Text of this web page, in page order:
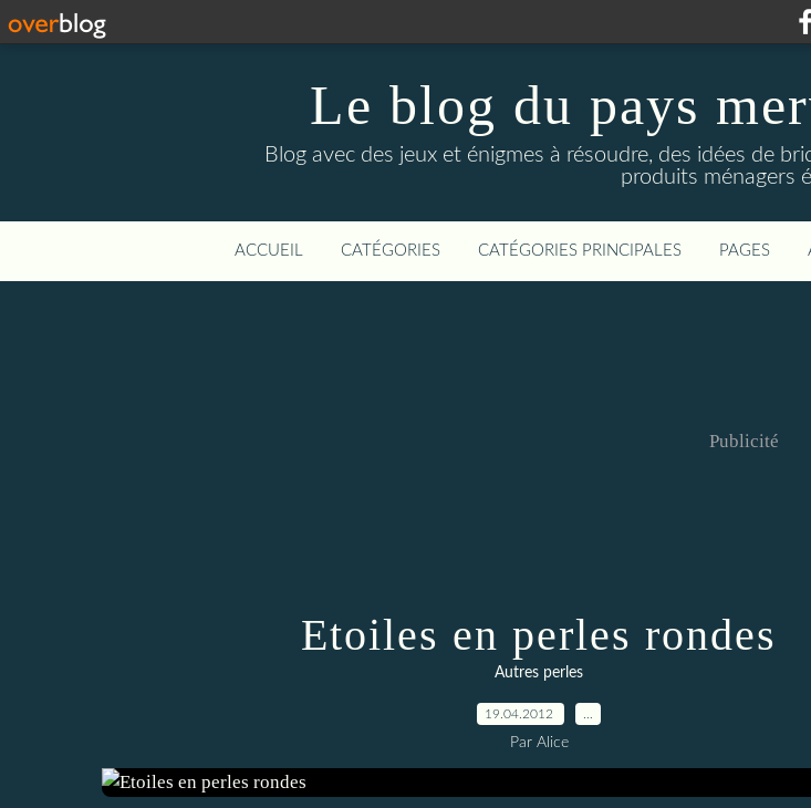
Le blog du pays
Blog avec des jeux et énigmes à résoudre, des idées de
produits ménagers
ACCUEIL CATÉGORIES CATÉGORIES PRINCIPALES PAGES
Publicité
Etoiles en perles rondes
Autres perles
19.04.2012
Par Alice